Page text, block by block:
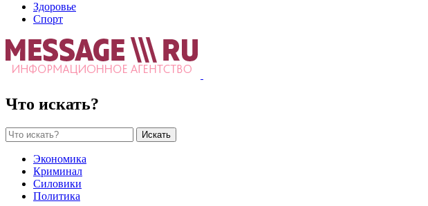
Здоровье
Спорт
Что искать?
Искать
Экономика
Криминал
Силовики
Политика